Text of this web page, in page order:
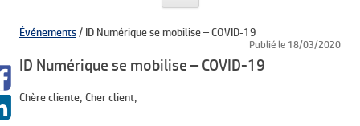
Événements/ ID Numérique se mobilise – COVID-19
Publié le 18/03/2020
ID Numérique se mobilise – COVID-19
Chère cliente, Cher client,